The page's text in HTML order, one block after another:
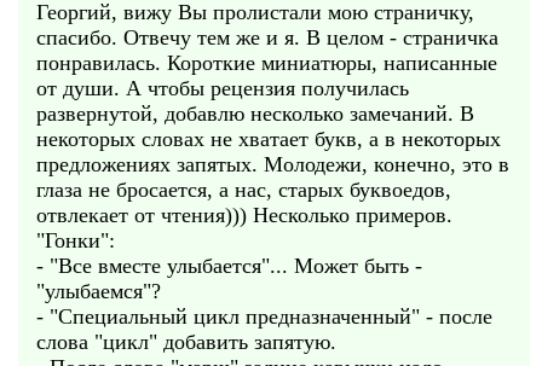
Георгий, вижу Вы пролистали мою страничку,
спасибо. Отвечу тем же и я. В целом - страничка
понравилась. Короткие миниатюры, написанные
от души. А чтобы рецензия получилась
развернутой, добавлю несколько замечаний. В
некоторых словах не хватает букв, а в некоторых
предложениях запятых. Молодежи, конечно, это в
глаза не бросается, а нас, старых буквоедов,
отвлекает от чтения))) Несколько примеров.
"Гонки":
- "Все вместе улыбается"... Может быть -
"улыбаемся"?
- "Специальный цикл предназначенный" - после
слова "цикл" добавить запятую.